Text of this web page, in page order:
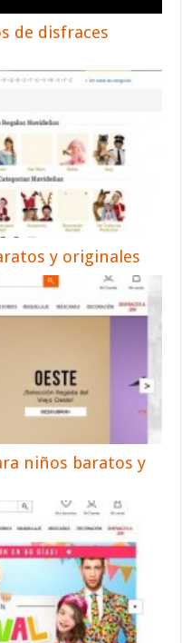
de disfraces
y originales
niños baratos y